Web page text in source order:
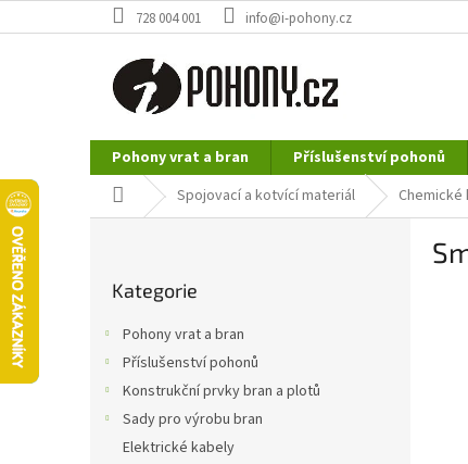
na
728 004 001 info@i-pohony.cz
Pohony vrat a bran Příslušenství pohonů
Nerezové polotovary
Hutní materiál
Domů Spojovací a kotvící materiál
kategorie
Kategorie
Pohony vrat a bran
Příslušenství pohonů
Konstrukční prvky bran a plotů
Sady pro výrobu bran
Elektrické kabely